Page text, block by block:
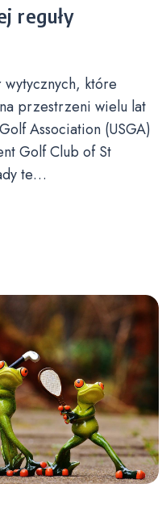
reguły
wytycznych, które
przestrzeni wielu lat
Association (USGA)
Golf Club of St
te…